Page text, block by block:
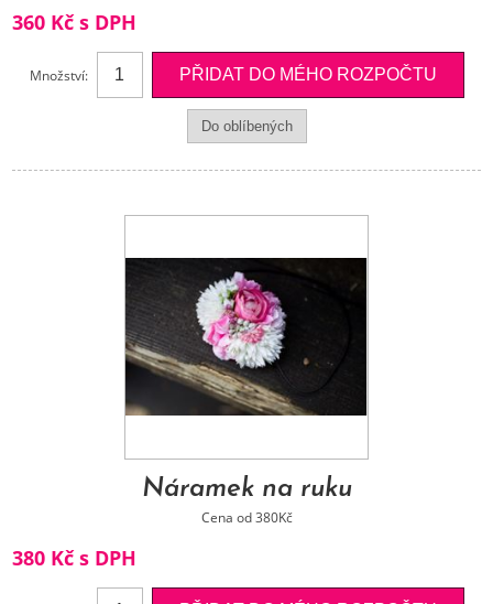
360 Kč s DPH
Množství:
Náramek na ruku
Cena od 380Kč
380 Kč s DPH